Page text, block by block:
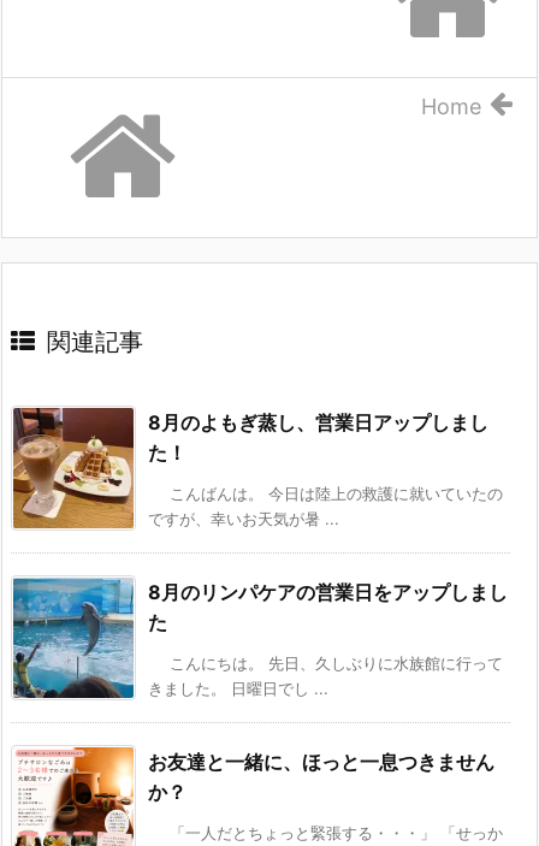
Home
関連記事
8月のよもぎ蒸し、営業日アップしまし
た！
こんばんは。 今日は陸上の救護に就いていたの
ですが、幸いお天気が暑 ...
8月のリンパケアの営業日をアップしまし
た
こんにちは。 先日、久しぶりに水族館に行って
きました。 日曜日でし ...
お友達と一緒に、ほっと一息つきません
か？
「一人だとちょっと緊張する・・・」 「せっか